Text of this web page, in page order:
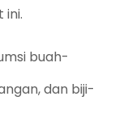
ini.
buah-
dan biji-